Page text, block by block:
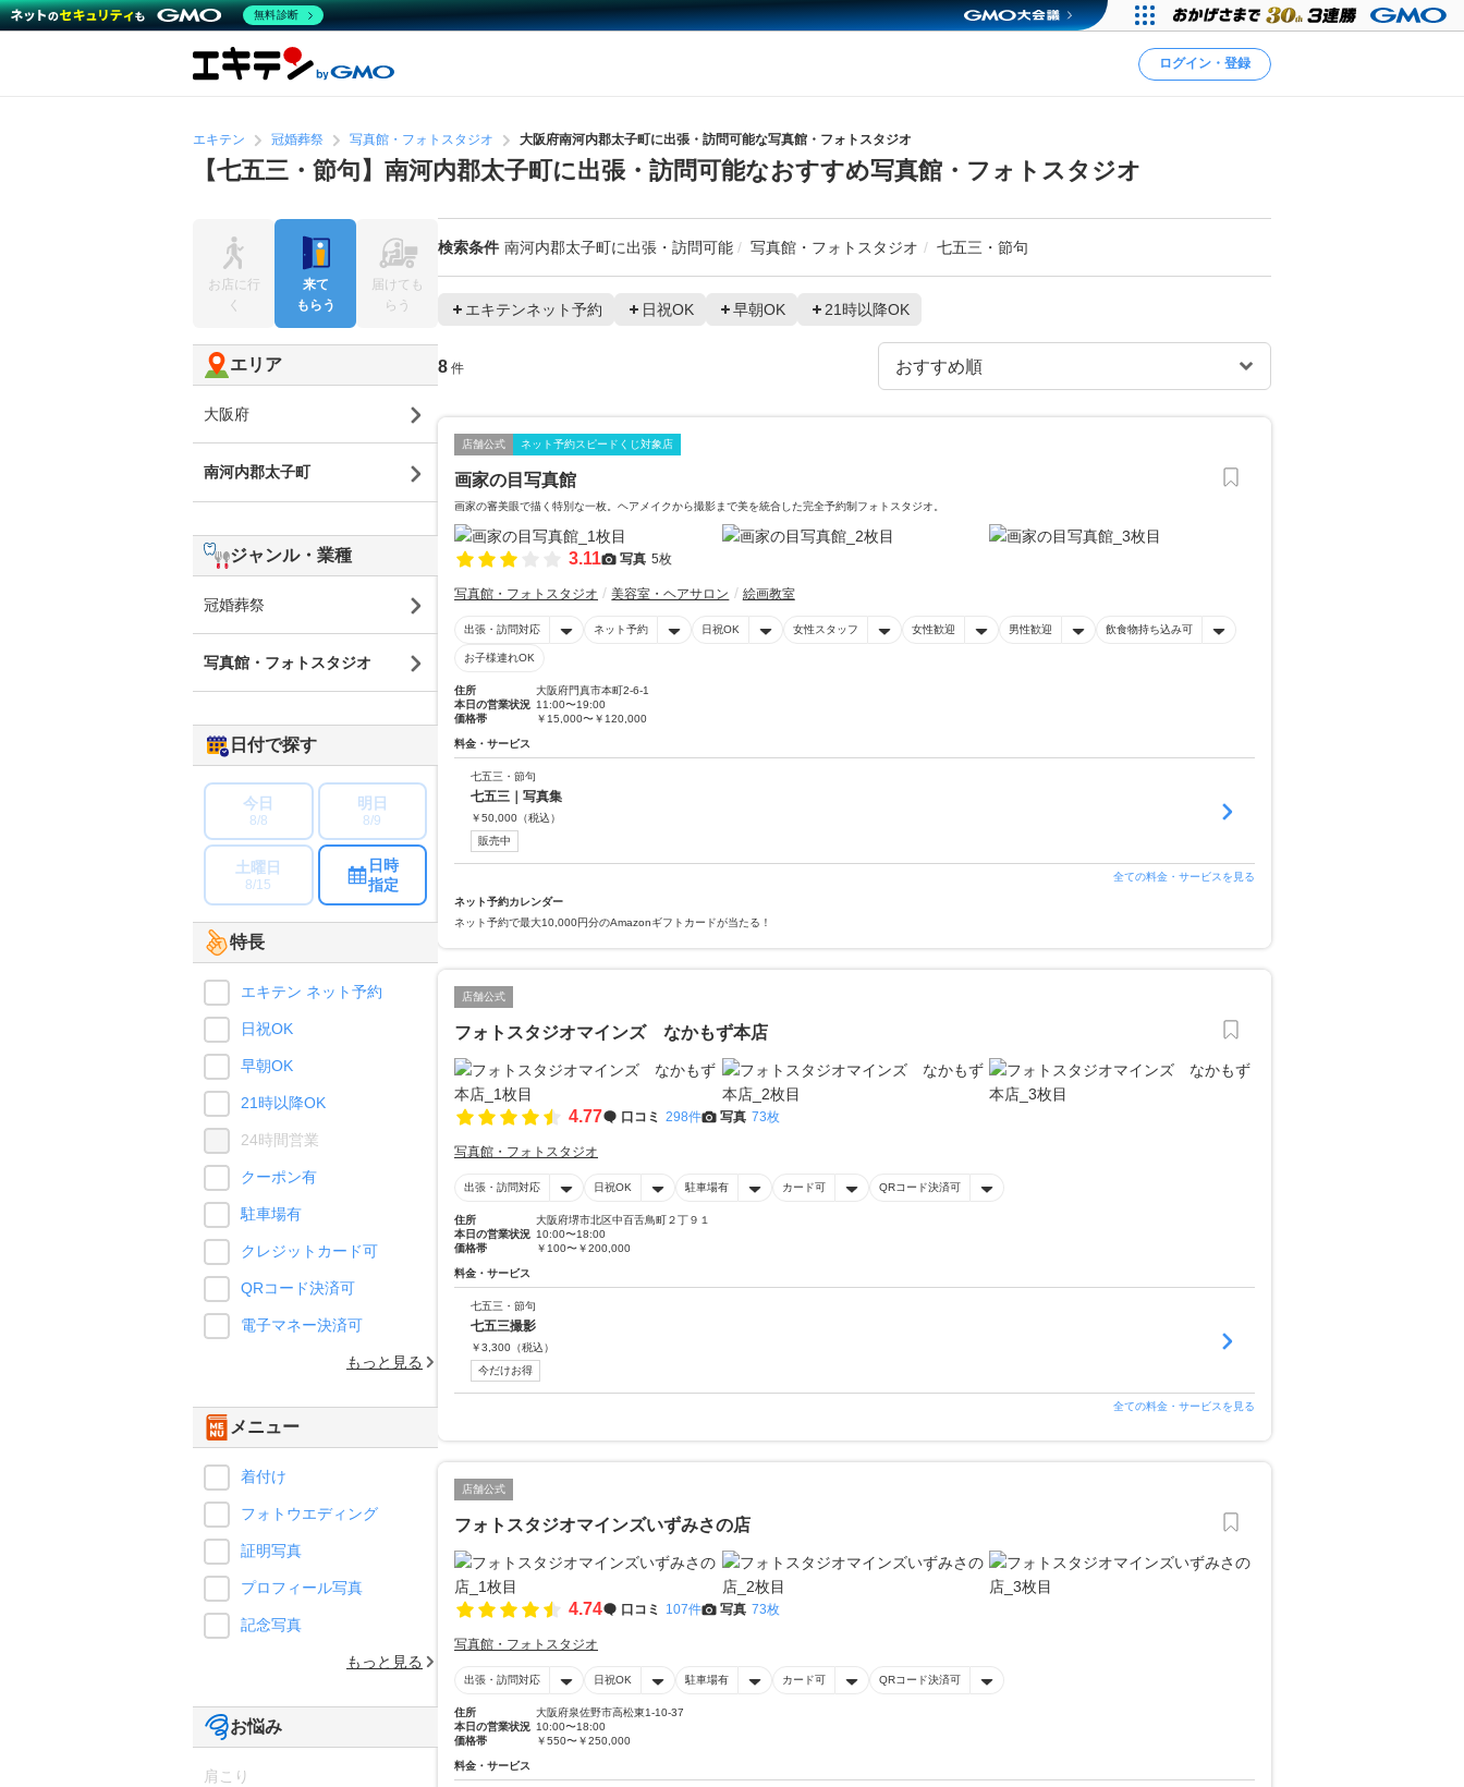
ログイン・登録
エキテン 冠婚葬祭 写真館・フォトスタジオ 大阪府南河内郡太子町に出張・訪問可能な写真館・フォトスタジオ
【七五三・節句】南河内郡太子町に出張・訪問可能なおすすめ写真館・フォトスタジオ
検索条件 南河内郡太子町に出張・訪問可能 写真館・フォトスタジオ 七五三・節句
エキテンネット予約 日祝OK 早朝OK 21時以降OK
8 件
店舗公式 ネット予約スピードくじ対象店
画家の目写真館
画家の審美眼で描く特別な一枚。ヘアメイクから撮影まで美を統合した完全予約制フォトスタジオ。
3.11 写真 5枚
写真館・フォトスタジオ 美容室・ヘアサロン 絵画教室
出張・訪問対応 ネット予約 日祝OK 女性スタッフ 女性歓迎 男性歓迎 飲食物持ち込み可
お子様連れOK
住所
大阪府門真市本町2-6-1
本日の営業状況 11:00〜19:00
価格帯
￥15,000〜￥120,000
料金・サービス
七五三・節句
七五三｜写真集
￥50,000 （税込）
販売中
全ての料金・サービスを見る
ネット予約カレンダー
ネット予約で最大10,000円分のAmazonギフトカードが当たる！
店舗公式
フォトスタジオマインズ なかもず本店
4.77 口コミ 298件 写真 73枚
写真館・フォトスタジオ
出張・訪問対応 日祝OK 駐車場有 カード可 QRコード決済可
住所
大阪府堺市北区中百舌鳥町２丁９１
本日の営業状況 10:00〜18:00
価格帯
￥100〜￥200,000
料金・サービス
七五三・節句
七五三撮影
￥3,300 （税込）
今だけお得
全ての料金・サービスを見る
店舗公式
フォトスタジオマインズいずみさの店
4.74 口コミ 107件 写真 73枚
写真館・フォトスタジオ
出張・訪問対応 日祝OK 駐車場有 カード可 QRコード決済可
住所
大阪府泉佐野市高松東1-10-37
本日の営業状況 10:00〜18:00
価格帯
￥550〜￥250,000
料金・サービス
お店に行
く
来て
もらう
届けても
らう
エリア
大阪府
南河内郡太子町
ジャンル・業種
冠婚葬祭
写真館・フォトスタジオ
日付で探す
今日
8/8
明日
8/9
土曜日
8/15
日時
指定
特長
エキテン ネット予約
日祝OK
早朝OK
21時以降OK
24時間営業
クーポン有
駐車場有
クレジットカード可
QRコード決済可
電子マネー決済可
もっと見る
メニュー
着付け
フォトウエディング
証明写真
プロフィール写真
記念写真
もっと見る
お悩み
肩こり
無料診断